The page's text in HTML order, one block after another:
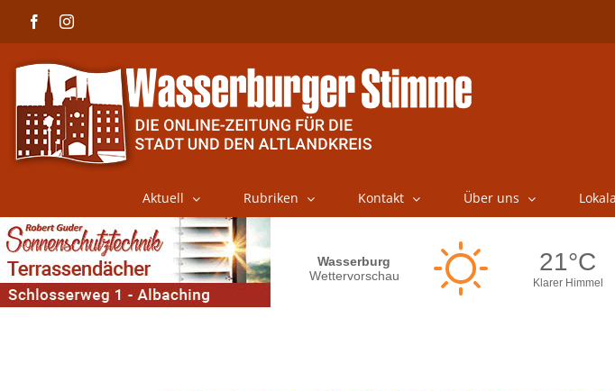
FacebookInstagram
Aktuell Rubriken Kontakt Über uns